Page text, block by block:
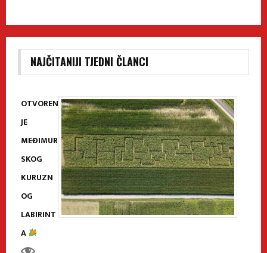
NAJČITANIJI TJEDNI ČLANCI
OTVOREN
JE
MEĐIMUR
SKOG
KURUZN
OG
LABIRINT
A